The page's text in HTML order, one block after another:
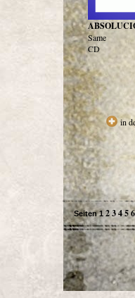
Same
CD
in
Seiten 1 23456